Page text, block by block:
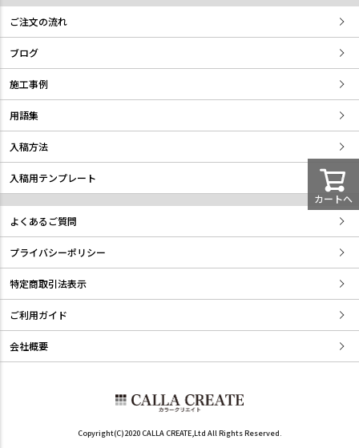
カートへ
ご注文の流れ
ブログ
施工事例
用語集
入稿方法
入稿用テンプレート
よくあるご質問
プライバシーポリシー
特定商取引法表示
ご利用ガイド
会社概要
Copyright(C)2020 CALLA CREATE,Ltd All Rights Reserved.